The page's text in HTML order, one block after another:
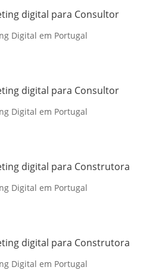
digital para Consultor
Digital em Portugal
digital para Consultor
Digital em Portugal
digital para Construtora
Digital em Portugal
digital para Construtora
Digital em Portugal